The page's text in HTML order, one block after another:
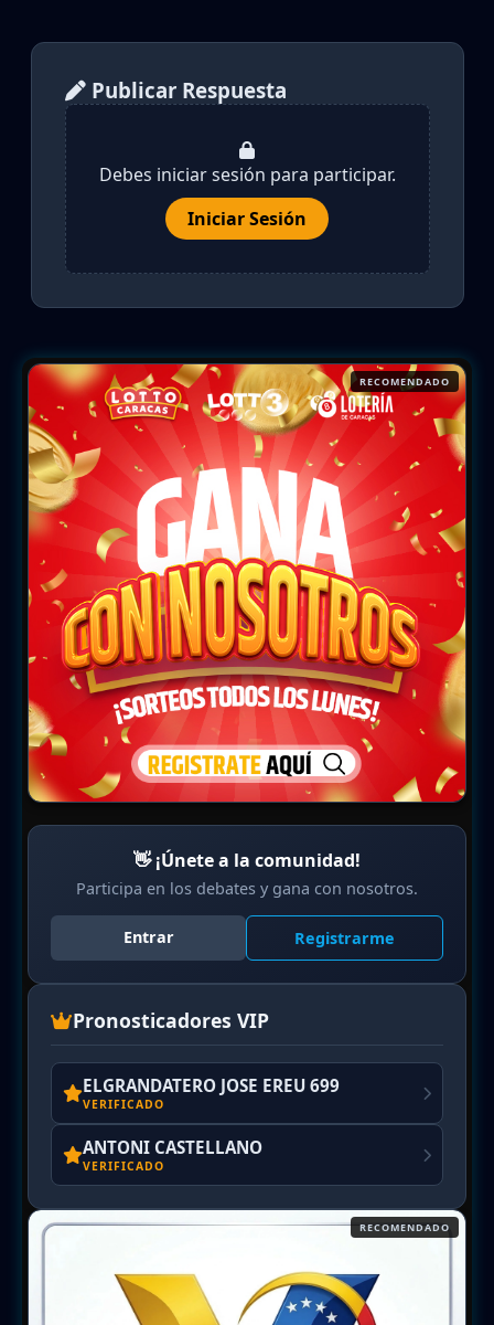
Publicar Respuesta
Debes iniciar sesión para participar.
Iniciar Sesión
RECOMENDADO
👋 ¡Únete a la comunidad!
Participa en los debates y gana con nosotros.
Entrar Registrarme
Pronosticadores VIP
ELGRANDATERO JOSE EREU 699
VERIFICADO
ANTONI CASTELLANO
VERIFICADO
RECOMENDADO